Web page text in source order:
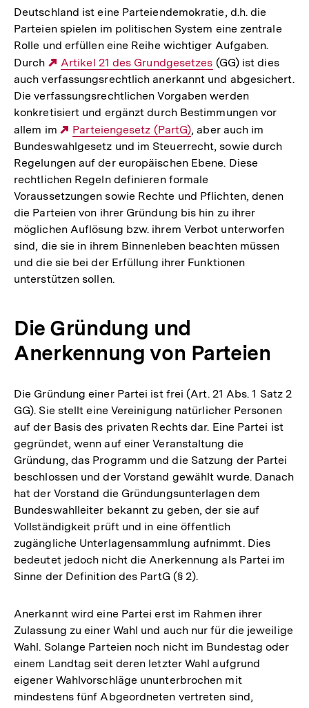
Deutschland ist eine Parteiendemokratie, d.h. die
Parteien spielen im politischen System eine zentrale
Rolle und erfüllen eine Reihe wichtiger Aufgaben.
Durch
Externer
Link:
Artikel 21 des Grundgesetzes (GG) ist dies
auch verfassungsrechtlich anerkannt und abgesichert.
Die verfassungsrechtlichen Vorgaben werden
konkretisiert und ergänzt durch Bestimmungen vor
allem im
Externer
Link:
Parteiengesetz (PartG), aber auch im
Bundeswahlgesetz und im Steuerrecht, sowie durch
Regelungen auf der europäischen Ebene. Diese
rechtlichen Regeln definieren formale
Voraussetzungen sowie Rechte und Pflichten, denen
die Parteien von ihrer Gründung bis hin zu ihrer
möglichen Auflösung bzw. ihrem Verbot unterworfen
sind, die sie in ihrem Binnenleben beachten müssen
und die sie bei der Erfüllung ihrer Funktionen
unterstützen sollen.
Die Gründung und
Anerkennung von Parteien
Die Gründung einer Partei ist frei (Art. 21 Abs. 1 Satz 2
GG). Sie stellt eine Vereinigung natürlicher Personen
auf der Basis des privaten Rechts dar. Eine Partei ist
gegründet, wenn auf einer Veranstaltung die
Gründung, das Programm und die Satzung der Partei
beschlossen und der Vorstand gewählt wurde. Danach
hat der Vorstand die Gründungsunterlagen dem
Bundeswahlleiter bekannt zu geben, der sie auf
Vollständigkeit prüft und in eine öffentlich
zugängliche Unterlagensammlung aufnimmt. Dies
bedeutet jedoch nicht die Anerkennung als Partei im
Sinne der Definition des PartG (§ 2).
Anerkannt wird eine Partei erst im Rahmen ihrer
Zulassung zu einer Wahl und auch nur für die jeweilige
Wahl. Solange Parteien noch nicht im Bundestag oder
einem Landtag seit deren letzter Wahl aufgrund
eigener Wahlvorschläge ununterbrochen mit
mindestens fünf Abgeordneten vertreten sind,